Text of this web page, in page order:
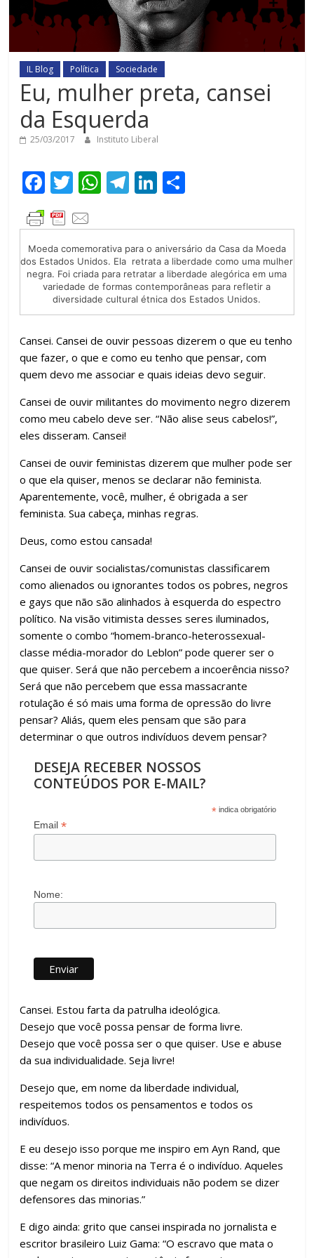
IL Blog Política Sociedade
Eu, mulher preta, cansei
da Esquerda
25/03/2017 Instituto Liberal
F
ac
e
b
o
o
k
T
w
itt
er
W
at
s
A
p
p
T
e
gr
a
m
Li
k
e
dI
n
m
p
ar
til
h
ar
Moeda comemorativa para o aniversário da Casa da Moeda
dos Estados Unidos. Ela retrata a liberdade como uma mulher
negra. Foi criada para retratar a liberdade alegórica em uma
variedade de formas contemporâneas para refletir a
diversidade cultural étnica dos Estados Unidos.
Cansei. Cansei de ouvir pessoas dizerem o que eu tenho
que fazer, o que e como eu tenho que pensar, com
quem devo me associar e quais ideias devo seguir.
Cansei de ouvir militantes do movimento negro dizerem
como meu cabelo deve ser. “Não alise seus cabelos!”,
eles disseram. Cansei!
Cansei de ouvir feministas dizerem que mulher pode ser
o que ela quiser, menos se declarar não feminista.
Aparentemente, você, mulher, é obrigada a ser
feminista. Sua cabeça, minhas regras.
Deus, como estou cansada!
Cansei de ouvir socialistas/comunistas classificarem
como alienados ou ignorantes todos os pobres, negros
e gays que não são alinhados à esquerda do espectro
político. Na visão vitimista desses seres iluminados,
somente o combo “homem-branco-heterossexual-
classe média-morador do Leblon” pode querer ser o
que quiser. Será que não percebem a incoerência nisso?
Será que não percebem que essa massacrante
rotulação é só mais uma forma de opressão do livre
pensar? Aliás, quem eles pensam que são para
determinar o que outros indivíduos devem pensar?
DESEJA RECEBER NOSSOS
CONTEÚDOS POR E-MAIL?
* indica obrigatório
Email*
Nome:
Cansei. Estou farta da patrulha ideológica.
Desejo que você possa pensar de forma livre.
Desejo que você possa ser o que quiser. Use e abuse
da sua individualidade. Seja livre!
Desejo que, em nome da liberdade individual,
respeitemos todos os pensamentos e todos os
indivíduos.
E eu desejo isso porque me inspiro em Ayn Rand, que
disse: “A menor minoria na Terra é o indivíduo. Aqueles
que negam os direitos individuais não podem se dizer
defensores das minorias.”
E digo ainda: grito que cansei inspirada no jornalista e
escritor brasileiro Luiz Gama: “O escravo que mata o